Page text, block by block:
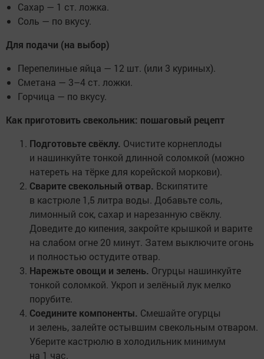
Сахар — 1 ст. ложка.
Соль — по вкусу.
Для подачи (на выбор)
Перепелиные яйца — 12 шт. (или 3 куриных).
Сметана — 3–4 ст. ложки.
Горчица — по вкусу.
Как приготовить свекольник: пошаговый рецепт
Подготовьте свёклу. Очистите корнеплоды
и нашинкуйте тонкой длинной соломкой (можно
натереть на тёрке для корейской моркови).
Сварите свекольный отвар. Вскипятите
в кастрюле 1,5 литра воды. Добавьте соль,
лимонный сок, сахар и нарезанную свёклу.
Доведите до кипения, закройте крышкой и варите
на слабом огне 20 минут. Затем выключите огонь
и полностью остудите отвар.
Нарежьте овощи и зелень. Огурцы нашинкуйте
тонкой соломкой. Укроп и зелёный лук мелко
порубите.
Соедините компоненты. Смешайте огурцы
и зелень, залейте остывшим свекольным отваром.
Уберите кастрюлю в холодильник минимум
на 1 час.